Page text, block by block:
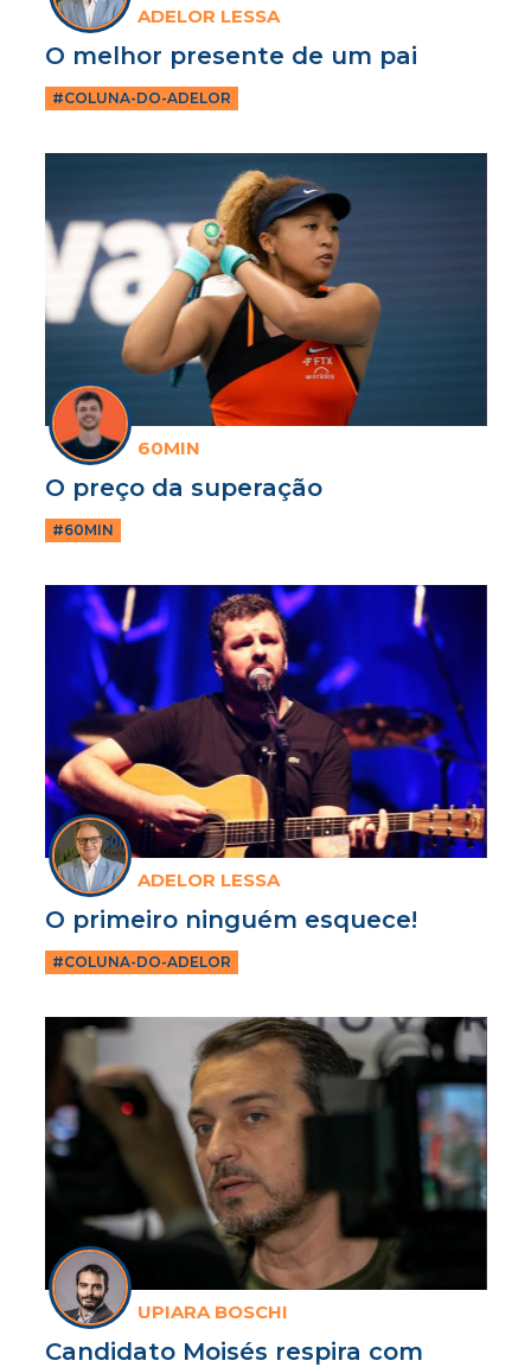
ADELOR LESSA
O melhor presente de um pai
#COLUNA-DO-ADELOR
60MIN
O preço da superação
#60MIN
ADELOR LESSA
O primeiro ninguém esquece!
#COLUNA-DO-ADELOR
UPIARA BOSCHI
Candidato Moisés respira com